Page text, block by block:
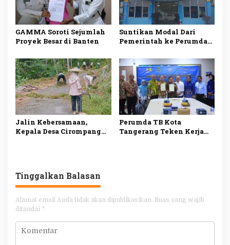
GAMMA Soroti Sejumlah
Proyek Besar di Banten
Suntikan Modal Dari
Pemerintah ke Perumda
Dilakukan Pengawasan
Jalin Kebersamaan,
Kepala Desa Cirompang
Perumda TB Kota
Tangerang Teken Kerja
Tinggalkan Balasan
Alamat email Anda tidak akan dipublikasikan. Ruas yang wajib
ditandai *